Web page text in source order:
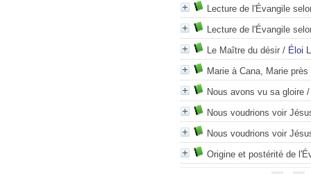
Lecture de l'Évangile
Lecture de l'Évangile
Le Maître du désir / Éloi
Marie à Cana, Marie
Nous avons vu sa gloire
Nous voudrions voir
Nous voudrions voir
Origine et postérité de